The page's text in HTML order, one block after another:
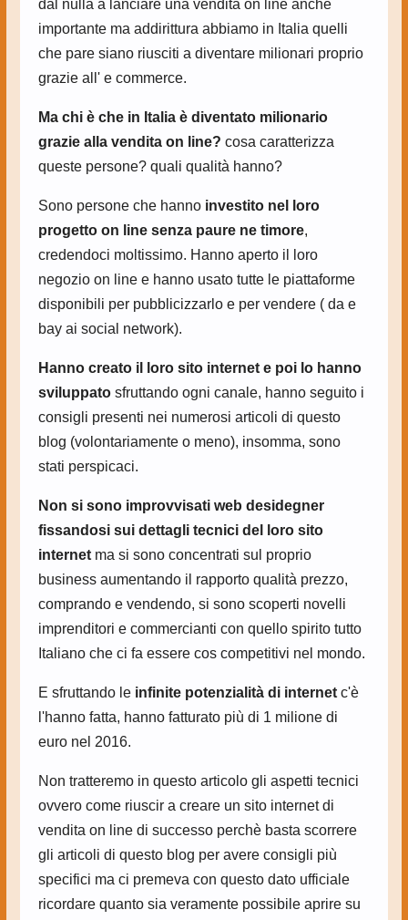
dal nulla a lanciare una vendita on line anche
importante ma addirittura abbiamo in Italia quelli
che pare siano riusciti a diventare milionari proprio
grazie all' e commerce.
Ma chi è che in Italia è diventato milionario
grazie alla vendita on line? cosa caratterizza
queste persone? quali qualità hanno?
Sono persone che hannoinvestito nel loro
progetto on line senza paure ne timore,
credendoci moltissimo. Hanno aperto il loro
negozio on line e hanno usato tutte le piattaforme
disponibili per pubblicizzarlo e per vendere ( da e
bay ai social network).
Hanno creato il loro sito internet e poi lo hanno
sviluppatosfruttando ogni canale, hanno seguito i
consigli presenti nei numerosi articoli di questo
blog (volontariamente o meno), insomma, sono
stati perspicaci.
Non si sono improvvisati web desidegner
fissandosi sui dettagli tecnici del loro sito
internetma si sono concentrati sul proprio
business aumentando il rapporto qualità prezzo,
comprando e vendendo, si sono scoperti novelli
imprenditori e commercianti con quello spirito tutto
Italiano che ci fa essere cos competitivi nel mondo.
E sfruttando le infinite potenzialità di internetc'è
l'hanno fatta, hanno fatturato più di 1 milione di
euro nel 2016.
Non tratteremo in questo articolo gli aspetti tecnici
ovvero come riuscir a creare un sito internet di
vendita on line di successo perchè basta scorrere
gli articoli di questo blog per avere consigli più
specifici ma ci premeva con questo dato ufficiale
ricordare quanto sia veramente possibile aprire su